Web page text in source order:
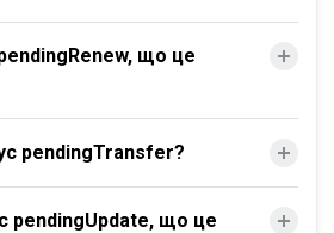
що це
pendingTransfer?
pendingUpdate, що це